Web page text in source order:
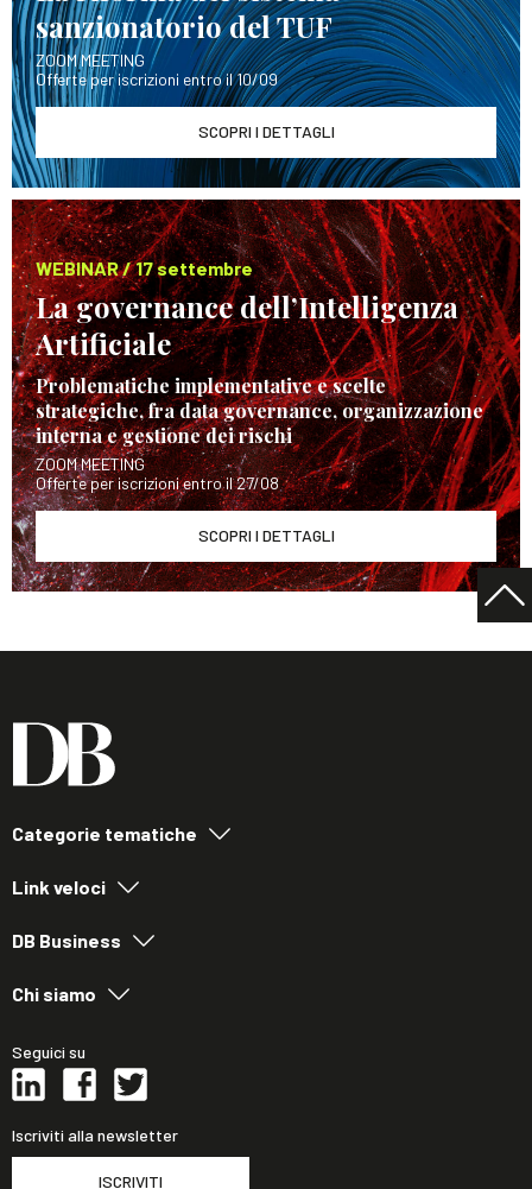
sanzionatorio del TUF
ZOOM MEETING
Offerte per iscrizioni entro il 10/09
SCOPRI I DETTAGLI
WEBINAR / 17 settembre
La governance dell’Intelligenza
Artificiale
Problematiche implementative e scelte
strategiche, fra data governance, organizzazione
interna e gestione dei rischi
ZOOM MEETING
Offerte per iscrizioni entro il 27/08
SCOPRI I DETTAGLI
Categorie tematiche
Link veloci
DB Business
Chi siamo
Seguici su
Iscriviti alla newsletter
ISCRIVITI